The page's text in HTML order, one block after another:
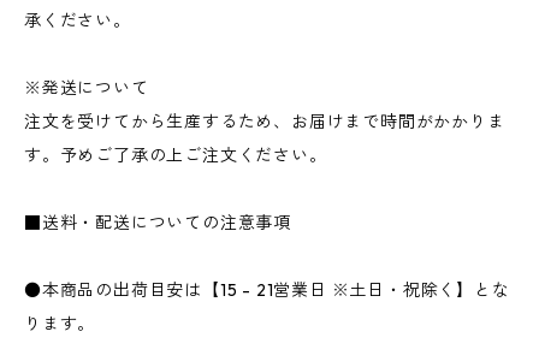
承ください。
※発送について
注文を受けてから生産するため、お届けまで時間がかかりま
す。予めご了承の上ご注文ください。
■送料・配送についての注意事項
●本商品の出荷目安は【15 - 21営業日 ※土日・祝除く】とな
ります。